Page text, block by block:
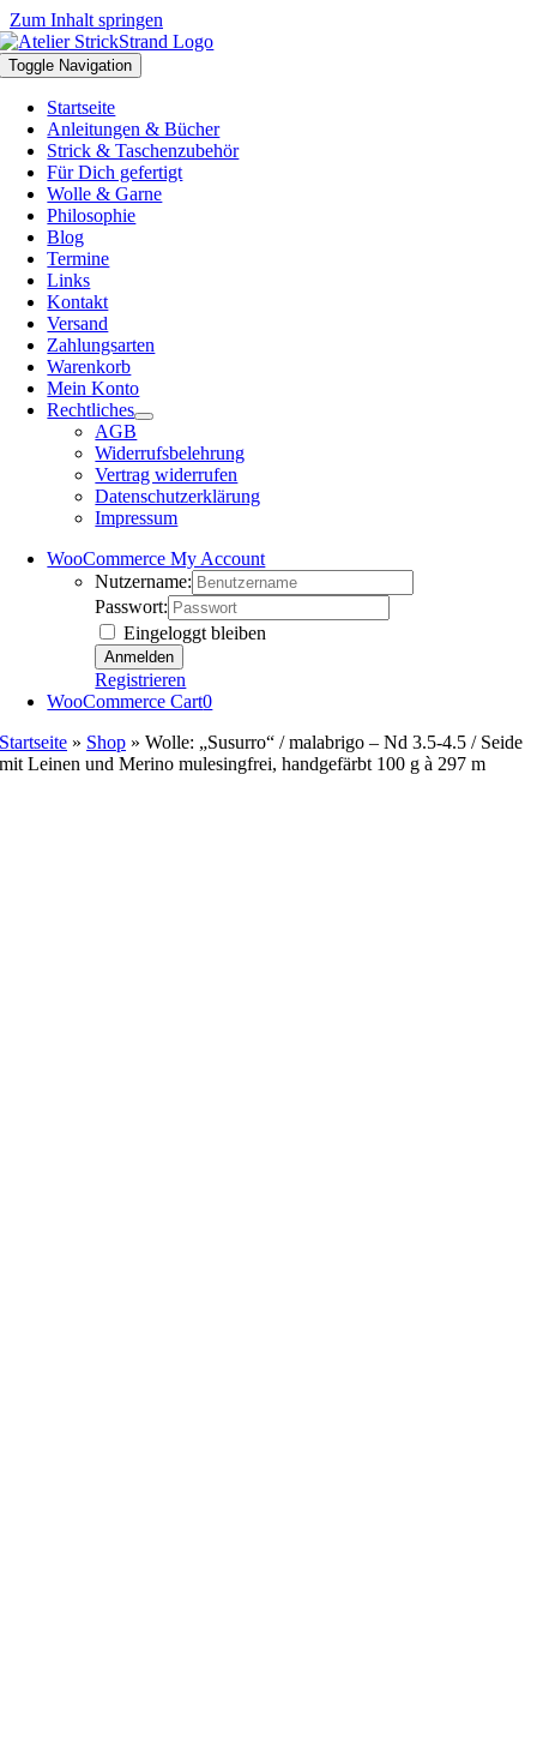
Zum Inhalt springen
Toggle Navigation
Startseite
Anleitungen & Bücher
Strick & Taschenzubehör
Für Dich gefertigt
Wolle & Garne
Philosophie
Blog
Termine
Links
Kontakt
Versand
Zahlungsarten
Warenkorb
Mein Konto
Rechtliches
AGB
Widerrufsbelehrung
Vertrag widerrufen
Datenschutzerklärung
Impressum
WooCommerce My Account
Nutzername:
Passwort:
Eingeloggt bleiben
Registrieren
WooCommerce Cart0
Startseite » Shop »Wolle: „Susurro“ / malabrigo – Nd 3.5-4.5 / Seide
mit Leinen und Merino mulesingfrei, handgefärbt 100 g à 297 m